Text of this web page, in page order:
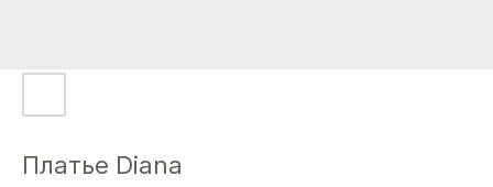
Платье Diana